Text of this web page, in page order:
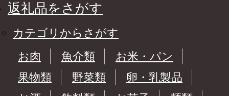
返礼品をさがす
カテゴリからさがす
お肉
魚介類
お米・パン
果物類
野菜類
卵・乳製品